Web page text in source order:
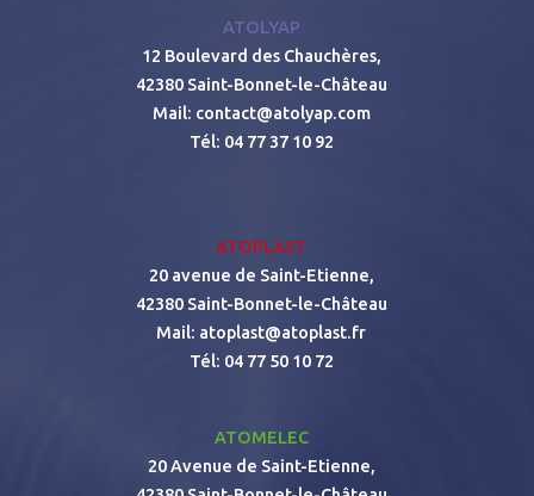
ATOLYAP
12 Boulevard des Chauchères,
42380 Saint-Bonnet-le-Château
Mail: contact@atolyap.com
Tél: 04 77 37 10 92
ATOPLAST
20 avenue de Saint-Etienne,
42380 Saint-Bonnet-le-Château
Mail: atoplast@atoplast.fr
Tél: 04 77 50 10 72
ATOMELEC
20 Avenue de Saint-Etienne,